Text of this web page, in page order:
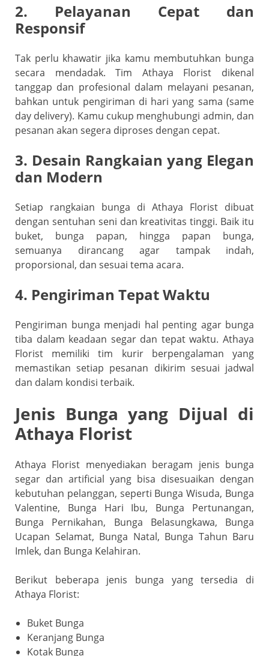
2. Pelayanan Cepat dan
Responsif
Tak perlu khawatir jika kamu membutuhkan bunga
secara mendadak. Tim Athaya Florist dikenal
tanggap dan profesional dalam melayani pesanan,
bahkan untuk pengiriman di hari yang sama (same
day delivery). Kamu cukup menghubungi admin, dan
pesanan akan segera diproses dengan cepat.
3. Desain Rangkaian yang Elegan
dan Modern
Setiap rangkaian bunga di Athaya Florist dibuat
dengan sentuhan seni dan kreativitas tinggi. Baik itu
buket, bunga papan, hingga papan bunga,
semuanya dirancang agar tampak indah,
proporsional, dan sesuai tema acara.
4. Pengiriman Tepat Waktu
Pengiriman bunga menjadi hal penting agar bunga
tiba dalam keadaan segar dan tepat waktu. Athaya
Florist memiliki tim kurir berpengalaman yang
memastikan setiap pesanan dikirim sesuai jadwal
dan dalam kondisi terbaik.
Jenis Bunga yang Dijual di
Athaya Florist
Athaya Florist menyediakan beragam jenis bunga
segar dan artificial yang bisa disesuaikan dengan
kebutuhan pelanggan, seperti Bunga Wisuda, Bunga
Valentine, Bunga Hari Ibu, Bunga Pertunangan,
Bunga Pernikahan, Bunga Belasungkawa, Bunga
Ucapan Selamat, Bunga Natal, Bunga Tahun Baru
Imlek, dan Bunga Kelahiran.
Berikut beberapa jenis bunga yang tersedia di
Athaya Florist:
Buket Bunga
Keranjang Bunga
Kotak Bunga